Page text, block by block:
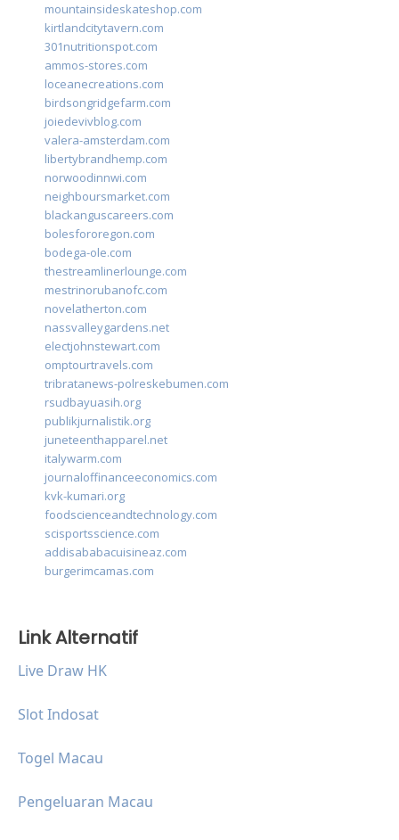
mountainsideskateshop.com
kirtlandcitytavern.com
301nutritionspot.com
ammos-stores.com
loceanecreations.com
birdsongridgefarm.com
joiedevivblog.com
valera-amsterdam.com
libertybrandhemp.com
norwoodinnwi.com
neighboursmarket.com
blackanguscareers.com
bolesfororegon.com
bodega-ole.com
thestreamlinerlounge.com
mestrinorubanofc.com
novelatherton.com
nassvalleygardens.net
electjohnstewart.com
omptourtravels.com
tribratanews-polreskebumen.com
rsudbayuasih.org
publikjurnalistik.org
juneteenthapparel.net
italywarm.com
journaloffinanceeconomics.com
kvk-kumari.org
foodscienceandtechnology.com
scisportsscience.com
addisababacuisineaz.com
burgerimcamas.com
Link Alternatif
Live Draw HK
Slot Indosat
Togel Macau
Pengeluaran Macau